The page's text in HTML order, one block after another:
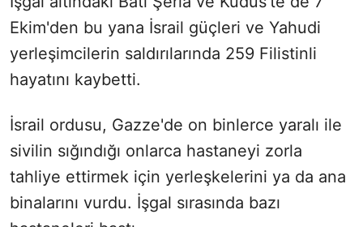
Ekim'den bu yana İsrail güçleri ve Yahudi
yerleşimcilerin saldırılarında 259 Filistinli
hayatını kaybetti.
İsrail ordusu, Gazze'de on binlerce yaralı ile
sivilin sığındığı onlarca hastaneyi zorla
tahliye ettirmek için yerleşkelerini ya da ana
binalarını vurdu. İşgal sırasında bazı